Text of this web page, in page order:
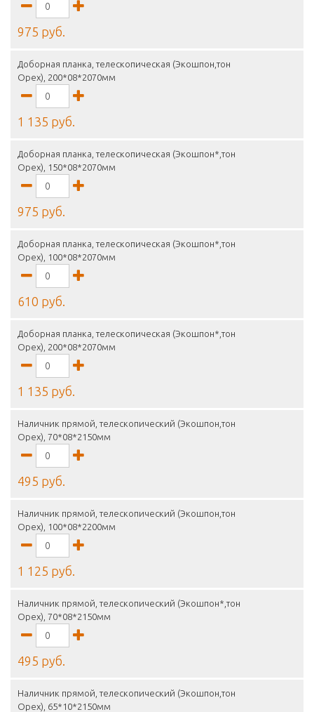
975 руб.
Доборная планка, телескопическая (Экошпон,тон
Орех), 200*08*2070мм
1 135 руб.
Доборная планка, телескопическая (Экошпон*,тон
Орех), 150*08*2070мм
975 руб.
Доборная планка, телескопическая (Экошпон*,тон
Орех), 100*08*2070мм
610 руб.
Доборная планка, телескопическая (Экошпон*,тон
Орех), 200*08*2070мм
1 135 руб.
Наличник прямой, телескопический (Экошпон,тон
Орех), 70*08*2150мм
495 руб.
Наличник прямой, телескопический (Экошпон,тон
Орех), 100*08*2200мм
1 125 руб.
Наличник прямой, телескопический (Экошпон*,тон
Орех), 70*08*2150мм
495 руб.
Наличник прямой, телескопический (Экошпон,тон
Орех), 65*10*2150мм